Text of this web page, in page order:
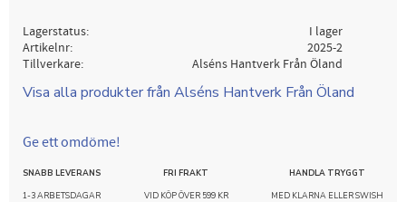
Lagerstatus
I lager
Artikelnr
2025-2
Tillverkare
Alséns Hantverk Från Öland
Visa alla produkter från Alséns Hantverk Från Öland
Ge ett omdöme!
SNABB LEVERANS
1-3 ARBETSDAGAR
FRI FRAKT
VID KÖP ÖVER 599 KR
HANDLA TRYGGT
MED KLARNA ELLER SWISH